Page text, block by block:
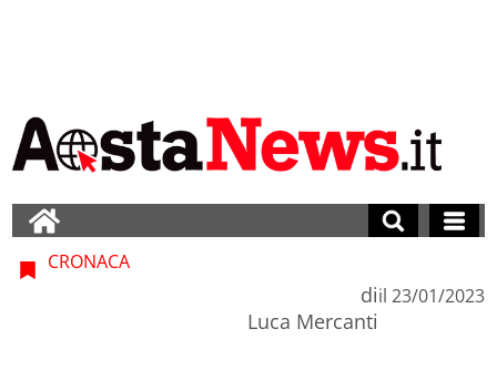
CRONACA
di
Luca Mercanti
il 23/01/2023